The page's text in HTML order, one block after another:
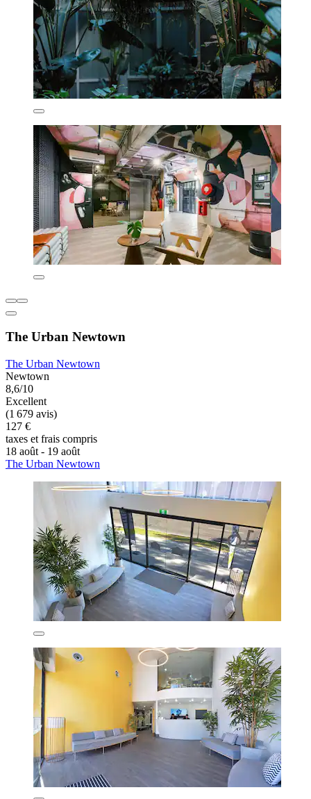
The Urban Newtown
The Urban Newtown
Newtown
8,6/10
Excellent
(1 679 avis)
127 €
taxes et frais compris
18 août - 19 août
The Urban Newtown